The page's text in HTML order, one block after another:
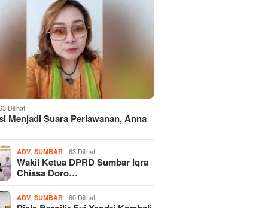
Dilihat
Menjadi Suara Perlawanan, Anna
ADV ,SUMBAR 63 Dilihat
Wakil Ketua DPRD Sumbar Iqra
Chissa Doro…
ADV ,SUMBAR 60 Dilihat